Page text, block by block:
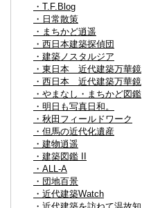
・T.F.Blog
・日常散策
・まちかど逍遥
・西日本建築探偵団
・建築ノスタルジア
・東日本 近代建築万華鏡
・西日本 近代建築万華鏡
・やまなし・まちかど図鑑
・明日も写真日和。
・秋田フィールドワーク
・但馬の近代化遺産
・建物逍遥
・建築図鑑 II
・ALL-A
・団地百景
・近代建築Watch